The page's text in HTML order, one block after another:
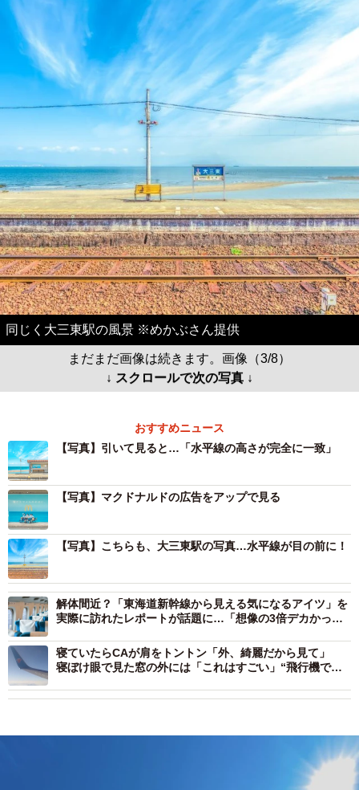
同じく大三東駅の風景 ※めかぶさん提供
まだまだ画像は続きます。画像（3/8）
↓ スクロールで次の写真 ↓
おすすめニュース
【写真】引いて見ると…「水平線の高さが完全に一致」
【写真】マクドナルドの広告をアップで見る
【写真】こちらも、大三東駅の写真…水平線が目の前に！
解体間近？「東海道新幹線から見える気になるアイツ」を
実際に訪れたレポートが話題に…「想像の3倍デカかっ
寝ていたらCAが肩をトントン「外、綺麗だから見て」
寝ぼけ眼で見た窓の外には「これはすごい」“飛行機で見